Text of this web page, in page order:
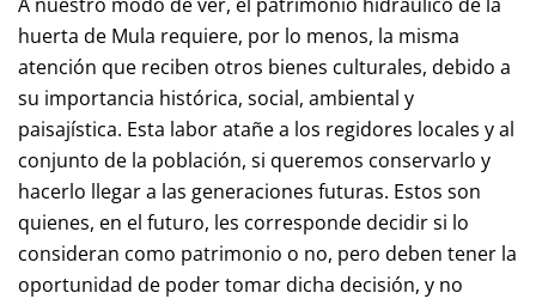
huerta de Mula requiere, por lo menos, la misma
atención que reciben otros bienes culturales, debido a
su importancia histórica, social, ambiental y
paisajística. Esta labor atañe a los regidores locales y al
conjunto de la población, si queremos conservarlo y
hacerlo llegar a las generaciones futuras. Estos son
quienes, en el futuro, les corresponde decidir si lo
consideran como patrimonio o no, pero deben tener la
oportunidad de poder tomar dicha decisión, y no